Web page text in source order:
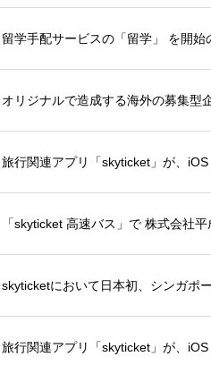
留学手配サービスの「留学」 を開始
オリジナルで造成する海外の募集型
旅行関連アプリ「skyticket」が、
「skyticket 高速バス」で 株式会社
skyticketにおいて日本初、シンガポ
旅行関連アプリ「skyticket」が、